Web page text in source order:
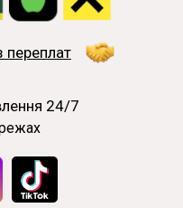
24/7
переплат